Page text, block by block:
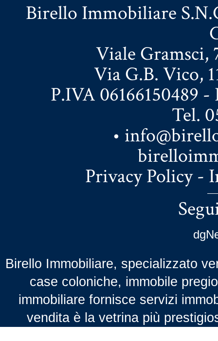
Birello Immobiliare
Viale Gramsci,
Via G.B. Vico,
P.IVA 06166150489
Tel.
•
Privacy Policy-
Birello Immobiliare, specializzato
case coloniche, immobile
immobiliare fornisce servizi
vendita è la vetrina più